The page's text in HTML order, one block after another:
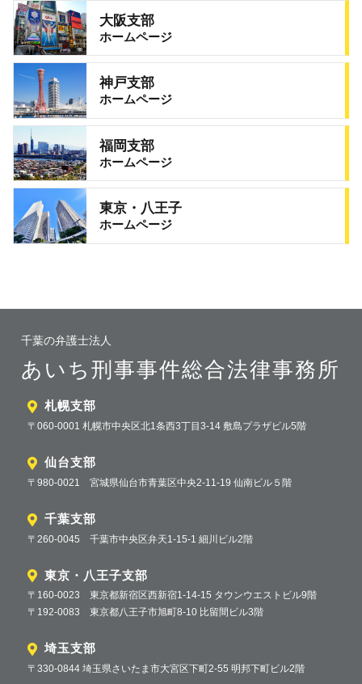
大阪支部
ホームページ
神戸支部
ホームページ
福岡支部
ホームページ
東京・八王子
ホームページ
千葉の弁護士法人
あいち刑事事件総合法律事務所
札幌支部
〒060-0001 札幌市中央区北1条西3丁目3-14 敷島プラザビル5階
仙台支部
〒980-0021 宮城県仙台市青葉区中央2-11-19 仙南ビル５階
千葉支部
〒260-0045 千葉市中央区弁天1-15-1 細川ビル2階
東京・八王子支部
〒160-0023 東京都新宿区西新宿1-14-15 タウンウエストビル9階
〒192-0083 東京都八王子市旭町8-10 比留間ビル3階
埼玉支部
〒330-0844 埼玉県さいたま市大宮区下町2-55 明邦下町ビル2階